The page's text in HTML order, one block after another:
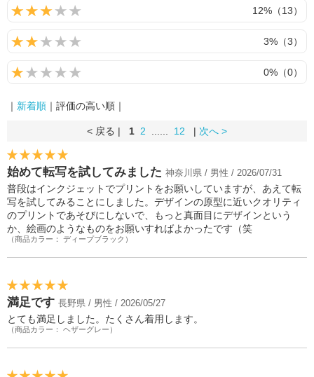
12%（13）
3%（3）
0%（0）
｜ 新着順 ｜評価の高い順｜
< 戻る | 1 2 12 | 次へ >
始めて転写を試してみました 神奈川県 / 男性 / 2026/07/31
普段はインクジェットでプリントをお願いしていますが、あえて転
写を試してみることにしました。デザインの原型に近いクオリティ
のプリントであそびにしないで、もっと真面目にデザインという
か、絵画のようなものをお願いすればよかったです（笑
（商品カラー： ディープブラック）
満足です 長野県 / 男性 / 2026/05/27
とても満足しました。たくさん着用します。
（商品カラー： ヘザーグレー）